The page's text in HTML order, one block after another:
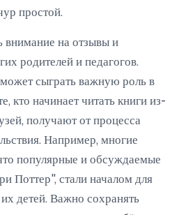
простой.
внимание на отзывы и
родителей и педагогов.
сыграть важную роль в
кто начинает читать книги из-
получают от процесса
Например, многие
популярные и обсуждаемые
Поттер", стали началом для
детей. Важно сохранять